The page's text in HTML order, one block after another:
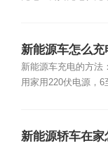
新能源车怎么充
新能源车充电的方法
用家用220伏电源，6
新能源轿车在家